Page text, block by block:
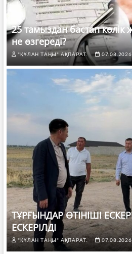
25 тамыздан бастап көлік
не өзгереді?
"ҚҰЛАН ТАҢЫ" АҚПАРАТ. 07.08.2026
ТҰРҒЫНДАР ӨТІНІШІ
ЕСКЕРІЛДІ
"ҚҰЛАН ТАҢЫ" АҚПАРАТ. 07.08.2026